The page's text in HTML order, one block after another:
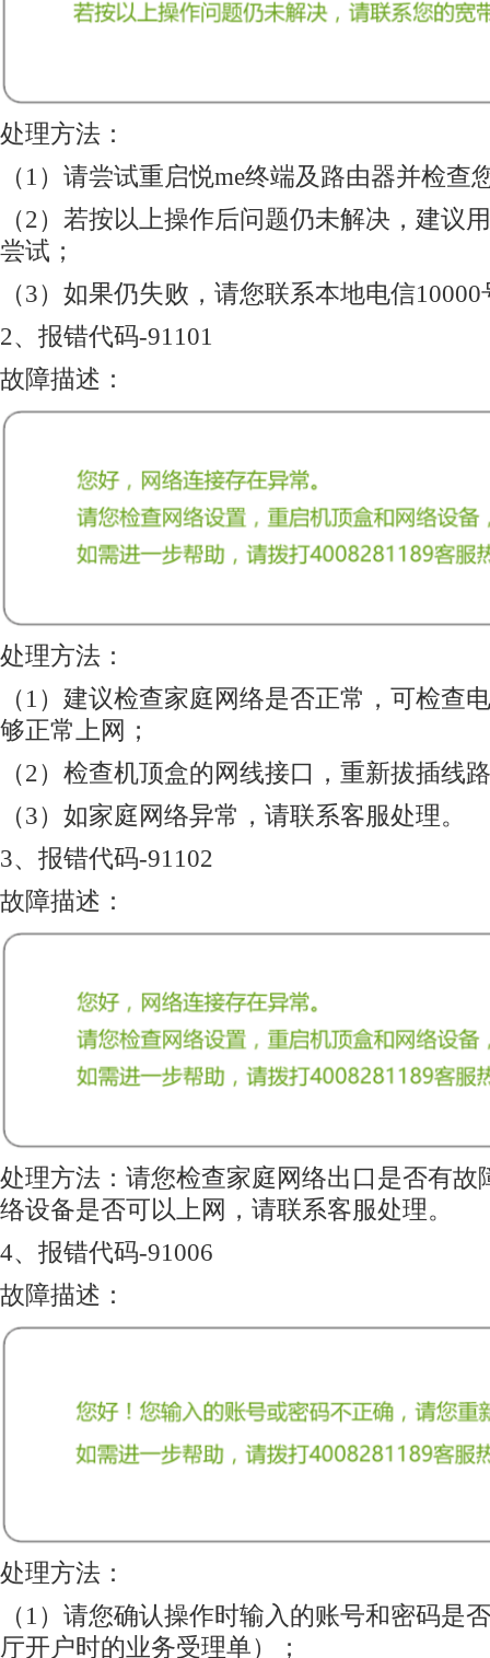
处理方法：
（1）请尝试重启悦me终端及路由器并检查
（2）若按以上操作后问题仍未解决，建议
尝试；
（3）如果仍失败，请您联系本地电信10000
2、报错代码-91101
故障描述：
处理方法：
（1）建议检查家庭网络是否正常，可检查
够正常上网；
（2）检查机顶盒的网线接口，重新拔插线
（3）如家庭网络异常，请联系客服处理。
3、报错代码-91102
故障描述：
处理方法：请您检查家庭网络出口是否有故
络设备是否可以上网，请联系客服处理。
4、报错代码-91006
故障描述：
处理方法：
（1）请您确认操作时输入的账号和密码是
厅开户时的业务受理单）；